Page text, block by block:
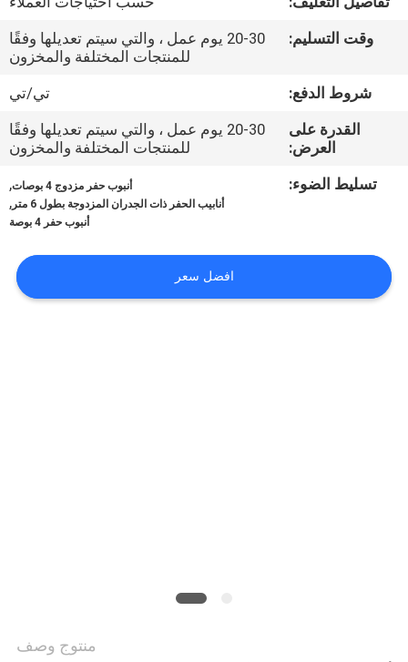
المصنع
مراقبة
الجودة
اتصل
أخبار
وقت التسليم:
20-30 يوم عمل ، والتي سيتم تعديلها وفقًا
للمنتجات المختلفة والمخزون
شروط الدفع:
تي/تي
القدرة على
العرض:
20-30 يوم عمل ، والتي سيتم تعديلها وفقًا
للمنتجات المختلفة والمخزون
تسليط الضوء:
أنبوب حفر مزدوج 4 بوصات ,
أنابيب الحفر ذات الجدران المزدوجة بطول 6 متر ,
أنبوب حفر 4 بوصة
افضل سعر
منتوج وصف